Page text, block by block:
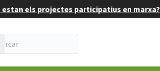
estan els projectes participatius en marxa?